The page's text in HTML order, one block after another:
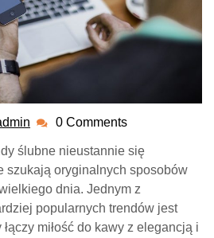
admin0 Comments
ślubne nieustannie się
szukają oryginalnych sposobów
dnia. Jednym z
popularnych trendów jest
miłość do kawy z elegancją i